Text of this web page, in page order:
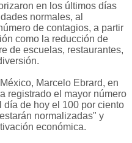
en los últimos días
normales, al
de contagios, a partir
como la reducción de
de escuelas, restaurantes,
Marcelo Ebrard, en
registrado el mayor número
día de hoy el 100 por ciento
normalizadas" y
económica.